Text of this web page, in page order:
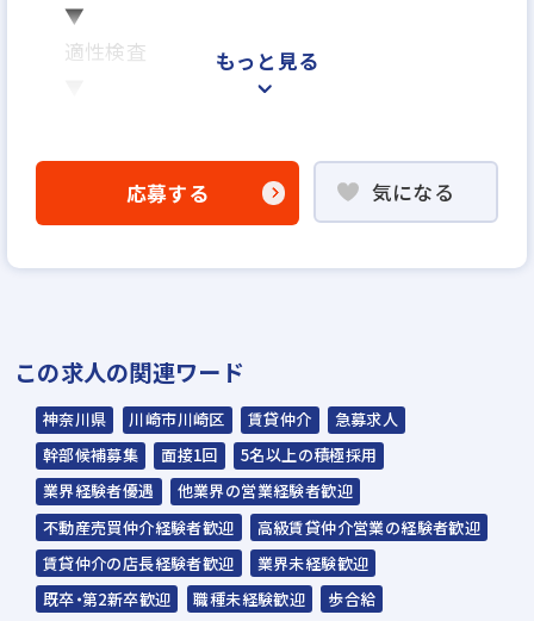
▼
適性検査
※面接は場合により2回になる可能性がござ
※ご応募から内定までの期間は、2週間～1ヶ
月を予定しています
野球部 テニス部 忘年表彰式
もっと見る
応募する 気になる
この求人の関連ワード
神奈川県 川崎市川崎区 賃貸仲介
急募求人
幹部候補募集
面接1回
5名以上の積極採用
業界経験者優遇
他業界の営業経験者歓迎
不動産売買仲介経験者歓迎
高級賃貸仲介営業の経験者歓迎
賃貸仲介の店長経験者歓迎
業界未経験歓迎
既卒・第2新卒歓迎
職種未経験歓迎
歩合給